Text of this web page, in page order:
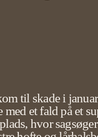
til skade i
med et fald på et
hvor